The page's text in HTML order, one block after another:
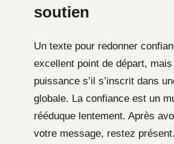
soutien
Un texte pour redonner
excellent point de départ,
puissance s’il s’inscrit dans
globale. La confiance est un
rééduque lentement. Après
votre message, restez